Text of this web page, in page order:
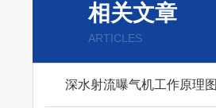
相关文章
ARTICLES
深水射流曝气机工作原理图